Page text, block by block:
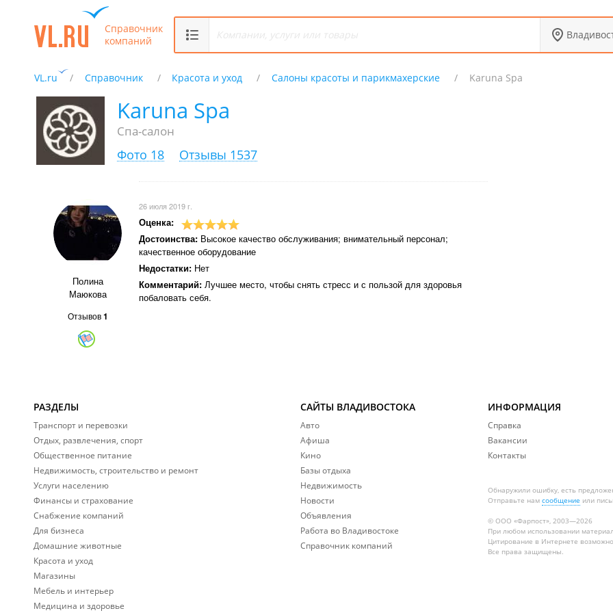
Справочник
компаний
VL.ru Справочник Красота и уход Салоны красоты и парикмахерские Karuna Spa
Karuna Spa
Спа-салон
Фото 18 Отзывы 1537
Полина
Маюкова
Отзывов1
26 июля 2019 г.
Оценка:
Достоинства: Высокое качество обслуживания; внимательный персонал;
качественное оборудование
Недостатки: Нет
Комментарий: Лучшее место, чтобы снять стресс и с пользой для здоровья
побаловать себя.
РАЗДЕЛЫ
Транспорт и перевозки
Отдых, развлечения, спорт
Общественное питание
Недвижимость, строительство и ремонт
Услуги населению
Финансы и страхование
Снабжение компаний
Для бизнеса
Домашние животные
Красота и уход
Магазины
Мебель и интерьер
Медицина и здоровье
САЙТЫ ВЛАДИВОСТОКА
Авто
Афиша
Кино
Базы отдыха
Недвижимость
Новости
Объявления
Работа во Владивостоке
Справочник компаний
ИНФОРМАЦИЯ
Справка
Вакансии
Контакты
Обнаружили ошибку, есть
Отправьте нам сообщение или
© ООО «Фарпост», 2003—2026
При любом использовании
Цитирование в Интернете
Все права защищены.